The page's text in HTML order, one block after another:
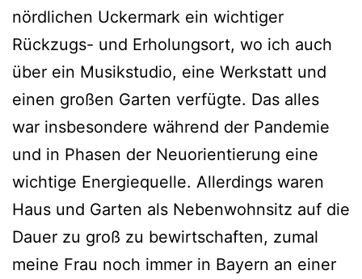
nördlichen Uckermark ein wichtiger
Rückzugs- und Erholungsort, wo ich auch
über ein Musikstudio, eine Werkstatt und
einen großen Garten verfügte. Das alles
war insbesondere während der Pandemie
und in Phasen der Neuorientierung eine
wichtige Energiequelle. Allerdings waren
Haus und Garten als Nebenwohnsitz auf die
Dauer zu groß zu bewirtschaften, zumal
meine Frau noch immer in Bayern an einer